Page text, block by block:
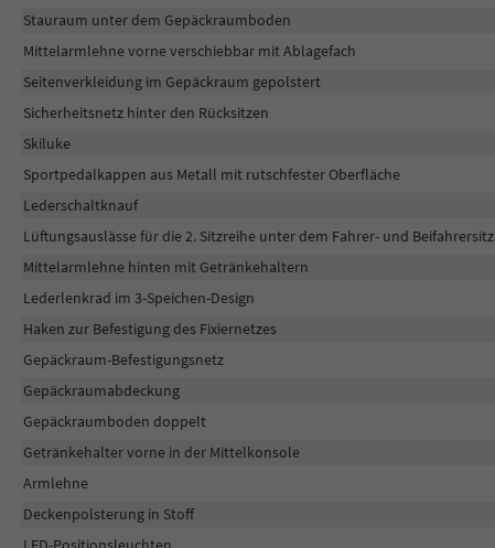
Stauraum unter dem Gepäckraumboden
Mittelarmlehne vorne verschiebbar mit Ablagefach
Seitenverkleidung im Gepäckraum gepolstert
Sicherheitsnetz hinter den Rücksitzen
Skiluke
Sportpedalkappen aus Metall mit rutschfester Oberfläche
Lederschaltknauf
Lüftungsauslässe für die 2. Sitzreihe unter dem Fahrer- und Beifahrersitz
Mittelarmlehne hinten mit Getränkehaltern
Lederlenkrad im 3-Speichen-Design
Haken zur Befestigung des Fixiernetzes
Gepäckraum-Befestigungsnetz
Gepäckraumabdeckung
Gepäckraumboden doppelt
Getränkehalter vorne in der Mittelkonsole
Armlehne
Deckenpolsterung in Stoff